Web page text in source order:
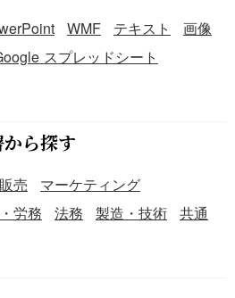
WMF テキスト
画像
スプレッドシート
ら探す
売
マーケティング
労務 法務 製造・技術
共通